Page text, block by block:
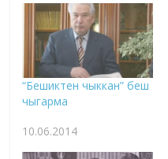
“Бешиктен чыккан” беш
чыгарма
10.06.2014